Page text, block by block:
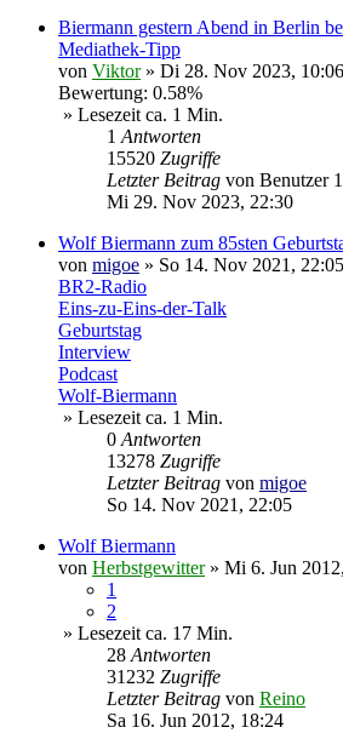
Biermann gestern Abend in Berlin
Mediathek-Tipp
von Viktor» Di 28. Nov 2023, 10:06
Bewertung: 0.58%
» Lesezeit ca. 1 Min.
1Antworten
15520 Zugriffe
Letzter Beitrag von Benutzer
Mi 29. Nov 2023, 22:30
Wolf Biermann zum 85sten
von migoe » So 14. Nov 2021, 22:05
BR2-Radio
Eins-zu-Eins-der-Talk
Geburtstag
Interview
Podcast
Wolf-Biermann
» Lesezeit ca. 1 Min.
0Antworten
13278 Zugriffe
Letzter Beitrag von migoe
So 14. Nov 2021, 22:05
Wolf Biermann
von Herbstgewitter» Mi 6. Jun
1
2
» Lesezeit ca. 17 Min.
28Antworten
31232 Zugriffe
Letzter Beitrag von Reino
Sa 16. Jun 2012, 18:24